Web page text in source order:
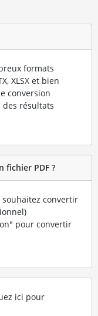
formats
XLSX et bien
conversion
des résultats
fichier PDF ?
convertir
pour convertir
ici pour